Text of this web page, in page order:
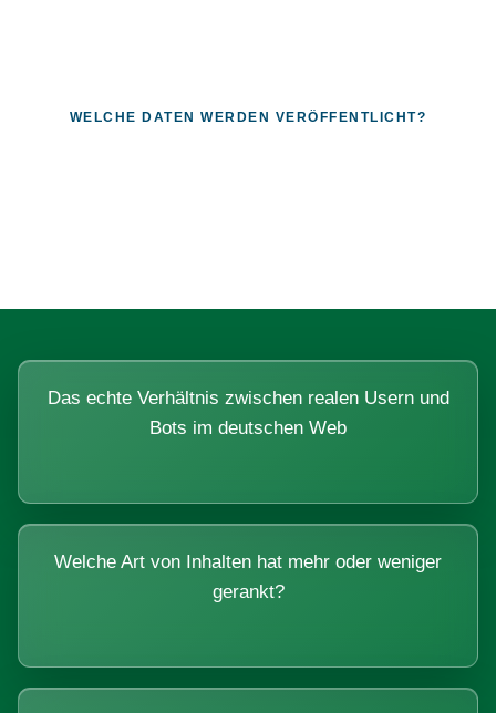
WELCHE DATEN WERDEN VERÖFFENTLICHT?
Das echte Verhältnis zwischen realen Usern und
Bots im deutschen Web
Welche Art von Inhalten hat mehr oder weniger
gerankt?